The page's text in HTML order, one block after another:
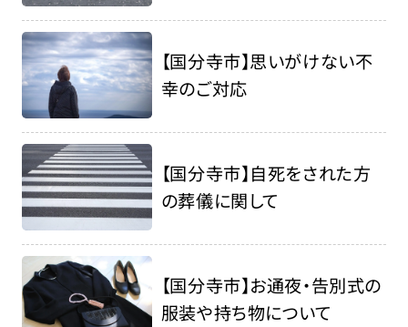
【国分寺市】思いがけない不
幸のご対応
【国分寺市】自死をされた方
の葬儀に関して
【国分寺市】お通夜・告別式の
服装や持ち物について